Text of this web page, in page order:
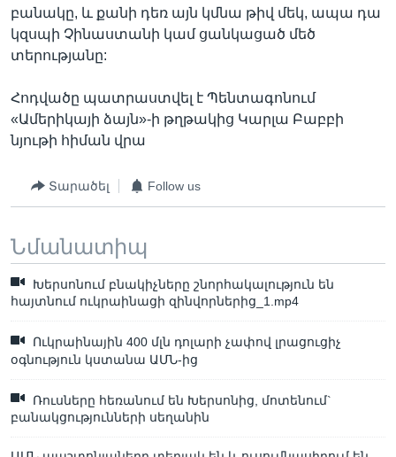
բանակը, և քանի դեռ այն կմնա թիվ մեկ, ապա դա
կզսպի Չինաստանի կամ ցանկացած մեծ
տերությանը:
Հոդվածը պատրաստվել է Պենտագոնում
«Ամերիկայի ձայն»-ի թղթակից Կարլա Բաբբի
նյութի հիման վրա
Տարածել Follow us
Նմանատիպ
Խերսոնում բնակիչները շնորհակալություն են
հայտնում ուկրաինացի զինվորներից_1.mp4
Ուկրաինային 400 մլն դոլարի չափով լրացուցիչ
օգնություն կստանա ԱՄՆ-ից
Ռուսները հեռանում են Խերսոնից, մոտենում`
բանակցությունների սեղանին